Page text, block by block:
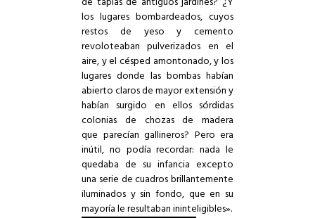
los lugares bombardeados, cuyos
restos de yeso y cemento
revoloteaban pulverizados en el
aire, y el césped amontonado, y los
lugares donde las bombas habían
abierto claros de mayor extensión y
habían surgido en ellos sórdidas
colonias de chozas de madera
que parecían gallineros? Pero era
inútil, no podía recordar: nada le
quedaba de su infancia excepto
una serie de cuadros brillantemente
iluminados y sin fondo, que en su
mayoría le resultaban ininteligibles».